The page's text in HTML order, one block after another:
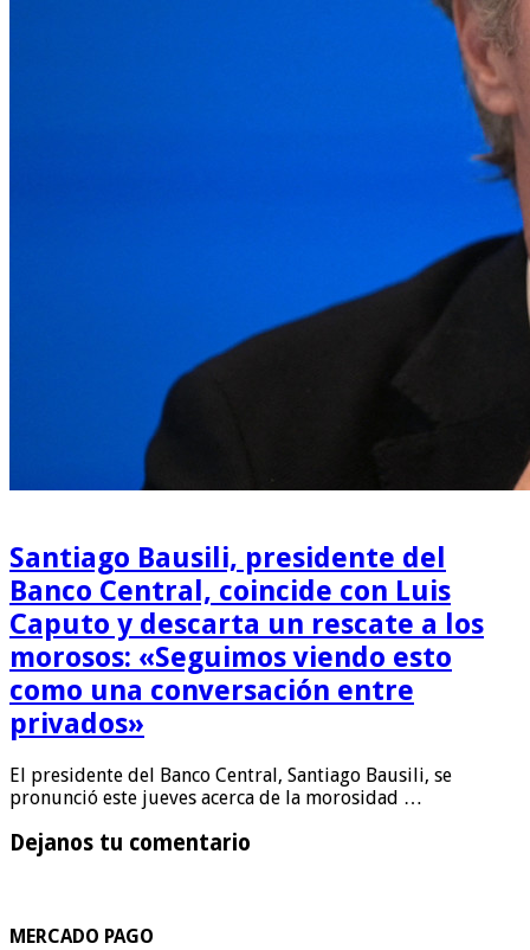
Santiago Bausili, presidente del
Banco Central, coincide con Luis
Caputo y descarta un rescate a los
morosos: «Seguimos viendo esto
como una conversación entre
privados»
El presidente del Banco Central, Santiago Bausili, se
pronunció este jueves acerca de la morosidad …
Dejanos tu comentario
MERCADO PAGO